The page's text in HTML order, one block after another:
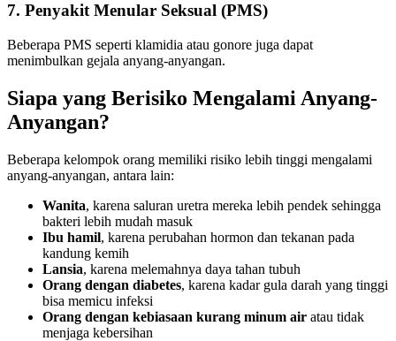
7. Penyakit Menular Seksual (PMS)
Beberapa PMS seperti klamidia atau gonore juga dapat
menimbulkan gejala anyang-anyangan.
Siapa yang Berisiko Mengalami Anyang-
Anyangan?
Beberapa kelompok orang memiliki risiko lebih tinggi mengalami
anyang-anyangan, antara lain:
Wanita, karena saluran uretra mereka lebih pendek sehingga
bakteri lebih mudah masuk
Ibu hamil, karena perubahan hormon dan tekanan pada
kandung kemih
Lansia, karena melemahnya daya tahan tubuh
Orang dengan diabetes, karena kadar gula darah yang tinggi
bisa memicu infeksi
Orang dengan kebiasaan kurang minum air atau tidak
menjaga kebersihan